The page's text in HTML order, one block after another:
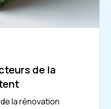
de la
la rénovation